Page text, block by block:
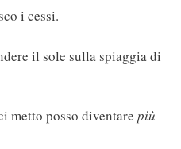
i cessi.
il sole sulla spiaggia di
metto posso diventare più